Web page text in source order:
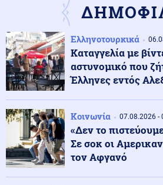
Κόσμος
Η παραλία έγινε ακριβή
μέρα δίπλα στη θάλασσα
Κόσμος
Ιταλία: Όλες οι πόλεις στο
προειδοποίησης για καύσωνα
Κοινωνία 08.08.2026 - 16:25
Πυρκαγιά σε χαμηλή βλάστηση
Θεσσαλονίκης
Ελληνοτουρκικά
Καταγγελία με
αστυνομικό που
Έλληνες εντός
Κοινωνία 07.08.2026 -
«Δεν το
Σε σοκ οι
τον Αφγανό